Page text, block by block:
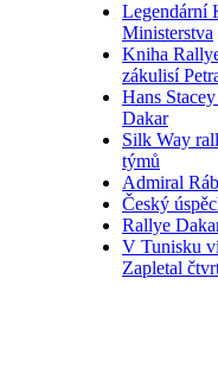
Legendární
Ministerstva
Kniha
zákulisí
Hans
Dakar
Silk Way
týmů
Admiral
Český
Rallye
V Tunisku
Zapletal